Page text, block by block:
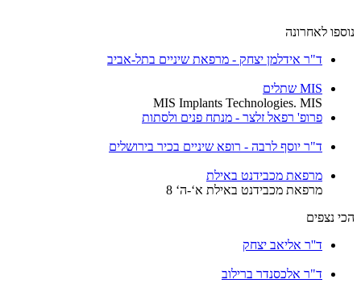
נוספו לאחרונה
ד"ר אידלמן יצחק - מרפאת שיניים בתל-אביב
MIS שתלים
MIS Implants Technologies. MIS
פרופ' רפאל זלצר - מנתח פנים ולסתות
ד"ר יוסף לרבה - רופא שיניים בכיר בירושלים
מרפאת מכבידנט באילת
מרפאת מכבידנט באילת א‘-ה‘ 8
הכי נצפים
ד''ר אליאב יצחק
ד"ר אלכסנדר ברילוב